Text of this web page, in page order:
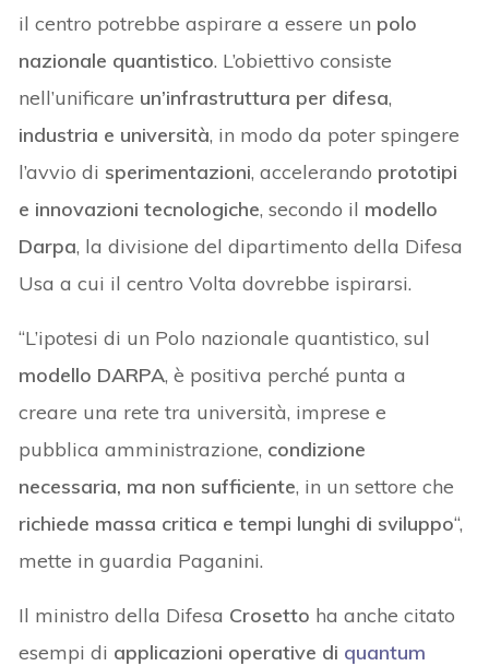
il centro potrebbe aspirare a essere un polo
nazionale quantistico. L’obiettivo consiste
nell’unificare un’infrastruttura per difesa,
industria e università, in modo da poter spingere
l’avvio di sperimentazioni, accelerando prototipi
e innovazioni tecnologiche, secondo il modello
Darpa, la divisione del dipartimento della Difesa
Usa a cui il centro Volta dovrebbe ispirarsi.
“L’ipotesi di un Polo nazionale quantistico, sul
modello DARPA, è positiva perché punta a
creare una rete tra università, imprese e
pubblica amministrazione, condizione
necessaria, ma non sufficiente, in un settore che
richiede massa critica e tempi lunghi di sviluppo“,
mette in guardia Paganini.
Il ministro della Difesa Crosetto ha anche citato
esempi di applicazioni operative di quantum